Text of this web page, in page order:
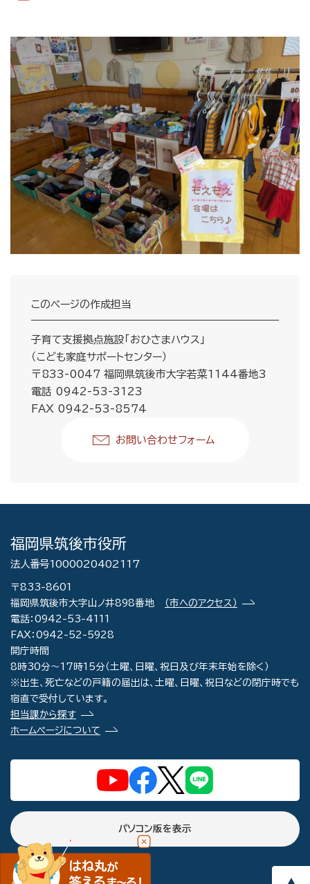
このページの作成担当
子育て支援拠点施設「おひさまハウス」
（こども家庭サポートセンター）
〒833-0047 福岡県筑後市大字若菜1144番地3
電話 0942-53-3123
FAX 0942-53-8574
お問い合わせフォーム
福岡県筑後市役所
法人番号1000020402117
〒833-8601
福岡県筑後市大字山ノ井898番地
（市へのアクセス）
電話：0942-53-4111
FAX：0942-52-5928
開庁時間
8時30分～17時15分（土曜、日曜、祝日及び年末年始を除く）
※出生、死亡などの戸籍の届出は、土曜、日曜、祝日などの閉庁時でも
宿直で受付しています。
担当課から探す
ホームページについて
パソコン版を表示